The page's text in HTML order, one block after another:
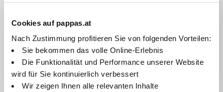
Cookies auf pappas.at
Nach Zustimmung profitieren Sie von folgenden Vorteilen:
Sie bekommen das volle Online-Erlebnis
Die Funktionalität und Performance unserer Website
wird für Sie kontinuierlich verbessert
Wir zeigen Ihnen alle relevanten Inhalte
Hansa Kommunalfahrzeuge steht für innovative
Effizienz im kommunalen Einsatz.